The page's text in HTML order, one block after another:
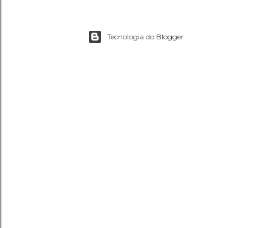
Tecnologia do Blogger